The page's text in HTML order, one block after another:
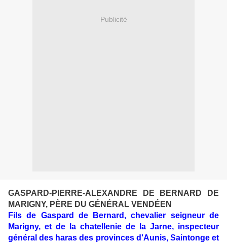
Publicité
GASPARD-PIERRE-ALEXANDRE DE BERNARD DE
MARIGNY, PÈRE DU GÉNÉRAL VENDÉEN
Fils de Gaspard de Bernard, chevalier seigneur de
Marigny, et de la chatellenie de la Jarne, inspecteur
général des haras des provinces d'Aunis, Saintonge et